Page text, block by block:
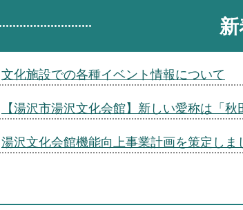
文化施設での各種イベント情報について
【湯沢市湯沢文化会館】新しい愛称は「
湯沢文化会館機能向上事業計画を策定しま